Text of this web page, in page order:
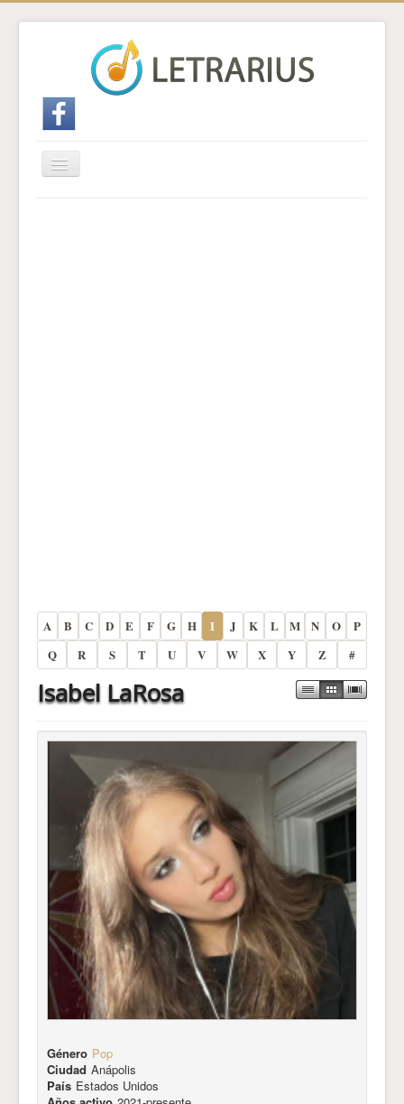
Cambiar
navegación
A B C D E F G H I J K L M N O
P
Q
R S T U V W X Y Z #
Isabel LaRosa
Género Pop
Ciudad Anápolis
País Estados Unidos